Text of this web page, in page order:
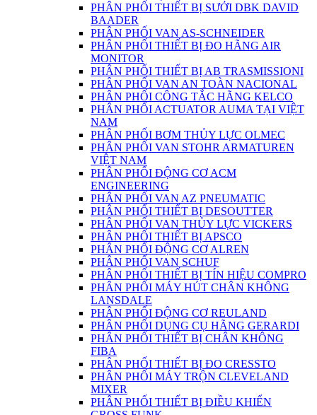
PHÂN PHỐI THIẾT BỊ SƯỞI DBK DAVID
BAADER
PHÂN PHỐI VAN AS-SCHNEIDER
PHÂN PHỐI THIẾT BỊ ĐO HÃNG AIR
MONITOR
PHÂN PHỐI THIẾT BỊ AB TRASMISSIONI
PHÂN PHỐI VAN AN TOÀN NACIONAL
PHÂN PHỐI CÔNG TẮC HÃNG KELCO
PHÂN PHỐI ACTUATOR AUMA TẠI VIỆT
NAM
PHÂN PHỐI BƠM THỦY LỰC OLMEC
PHÂN PHỐI VAN STOHR ARMATUREN
VIỆT NAM
PHÂN PHỐI ĐỘNG CƠ ACM
ENGINEERING
PHÂN PHỐI VAN AZ PNEUMATIC
PHÂN PHỐI THIẾT BỊ DESOUTTER
PHÂN PHỐI VAN THỦY LỰC VICKERS
PHÂN PHỐI THIẾT BỊ APSCO
PHÂN PHỐI ĐỘNG CƠ ALREN
PHÂN PHỐI VAN SCHUF
PHÂN PHỐI THIẾT BỊ TÍN HIỆU COMPRO
PHÂN PHỐI MÁY HÚT CHÂN KHÔNG
LANSDALE
PHÂN PHỐI ĐỘNG CƠ REULAND
PHÂN PHỐI DỤNG CỤ HÃNG GERARDI
PHÂN PHỐI THIẾT BỊ CHÂN KHÔNG
FIBA
PHÂN PHỐI THIẾT BỊ ĐO CRESSTO
PHÂN PHỐI MÁY TRỘN CLEVELAND
MIXER
PHÂN PHỐI THIẾT BỊ ĐIỀU KHIỂN